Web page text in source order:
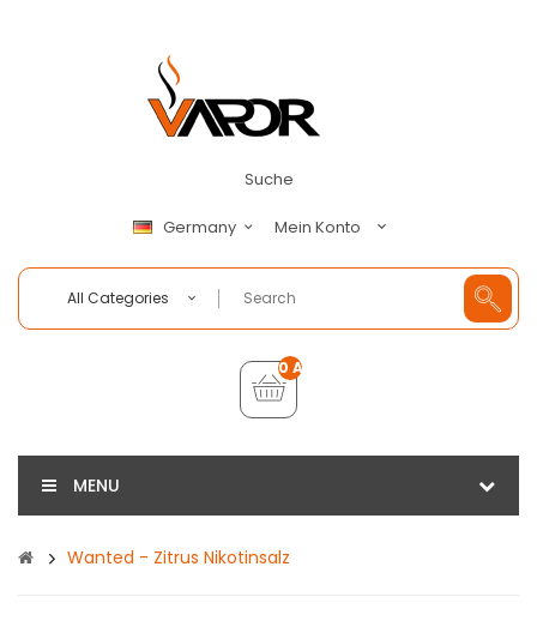
Suche
Germany Mein Konto
All Categories
0 Artikel - €0,00
MENU
Wanted - Zitrus Nikotinsalz